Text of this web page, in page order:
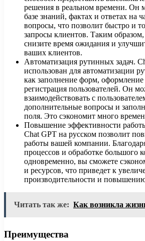
решения в реальном времени. Он
базе знаний, фактах и ответах на
вопросы, что позволит быстро и
запросы клиентов. Таким
снизите время ожидания и
ваших клиентов.
Автоматизация рутинных задач.
использован для автоматизации
как заполнение форм, оформление
регистрация пользователей. Он
взаимодействовать с
дополнительные вопросы и
поля. Это сэкономит много
Повышение эффективности
Chat GPT на русском позволит
работы вашей компании.
процессов и обработке большого
одновременно, вы сможете
и ресурсов, что приведет к
производительности и
Читать так же: Как возникла
Преимущества